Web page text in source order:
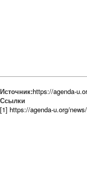
Источник:https://agenda-
Ссылки
[1] https://agenda-u.org/